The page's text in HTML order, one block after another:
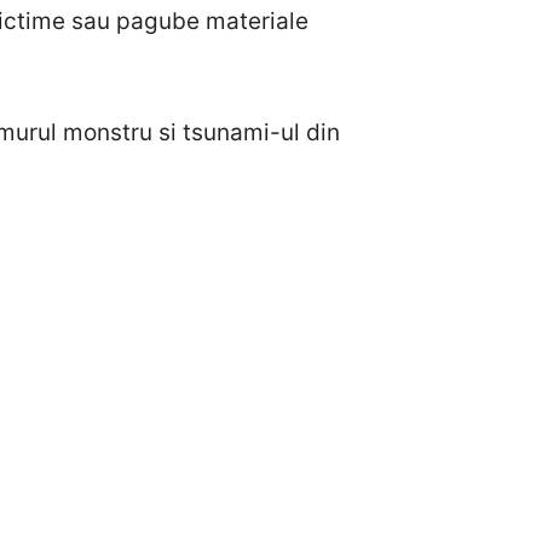
sau pagube materiale
monstru si tsunami-ul din